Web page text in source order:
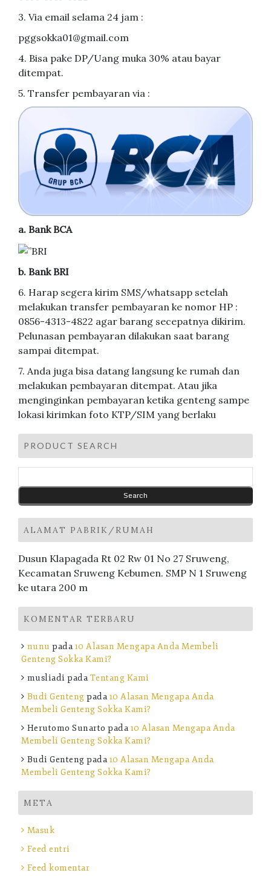
3. Via email selama 24 jam :
pggsokka01@gmail.com
4. Bisa pake DP/Uang muka 30% atau bayar
ditempat.
5. Transfer pembayaran via :
a. Bank BCA
b. Bank BRI
6. Harap segera kirim SMS/whatsapp setelah
melakukan transfer pembayaran ke nomor HP :
0856-4313-4822 agar barang secepatnya dikirim.
Pelunasan pembayaran dilakukan saat barang
sampai ditempat.
7. Anda juga bisa datang langsung ke rumah dan
melakukan pembayaran ditempat. Atau jika
menginginkan pembayaran ketika genteng sampe
lokasi kirimkan foto KTP/SIM yang berlaku
PRODUCT SEARCH
ALAMAT PABRIK/RUMAH
Dusun Klapagada Rt 02 Rw 01 No 27 Sruweng,
Kecamatan Sruweng Kebumen. SMP N 1 Sruweng
ke utara 200 m
KOMENTAR TERBARU
nunu pada10 Alasan Mengapa Anda Membeli
Genteng Sokka Kami?
musliadi padaTentang Kami
Budi Genteng pada10 Alasan Mengapa Anda
Membeli Genteng Sokka Kami?
Herutomo Sunarto pada10 Alasan Mengapa Anda
Membeli Genteng Sokka Kami?
Budi Genteng pada10 Alasan Mengapa Anda
Membeli Genteng Sokka Kami?
META
Masuk
Feed entri
Feed komentar